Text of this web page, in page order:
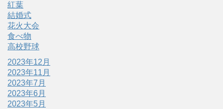
紅葉
結婚式
花火大会
食べ物
高校野球
2023年12月
2023年11月
2023年7月
2023年6月
2023年5月